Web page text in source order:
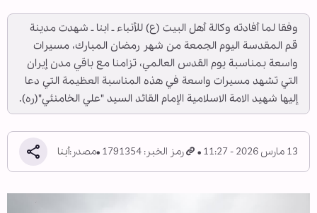
وفقا لما أفادته وكالة أهل البيت (ع) للأنباء ـ ابنا ـ شهدت مدينة
قم المقدسة اليوم الجمعة من شهر رمضان المبارك، مسيرات
واسعة بمناسبة يوم القدس العالمي، تزامنا مع باقي مدن إيران
التي تشهد مسيرات واسعة في هذه المناسبة العظيمة التي دعا
إليها شهيد الامة الاسلامية الإمام القائد السيد "علي الخامنئي"(ره).
13 مارس 2026 - 11:27 رمز الخبر: 1791354 مصدر:أبنا